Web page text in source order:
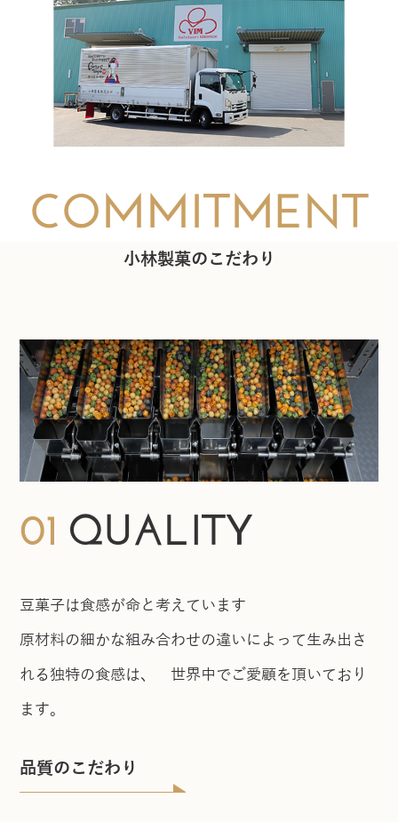
COMMITMENT
小林製菓のこだわり
01 QUALITY
豆菓子は食感が命と考えています
原材料の細かな組み合わせの違いによって生み出さ
れる独特の食感は、 世界中でご愛顧を頂いており
ます。
品質のこだわり